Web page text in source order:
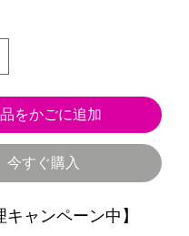
をかごに追加
今すぐ購入
キャンペーン中】